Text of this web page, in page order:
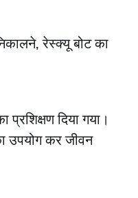
रेस्क्यू बोट का
दिया गया।
उपयोग कर जीवन